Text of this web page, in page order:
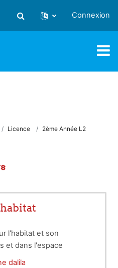
Activer/désactiver la saisie
Connexion
Licence
2ème Année L2
l'habitat et son
et dans l'espace
dalila